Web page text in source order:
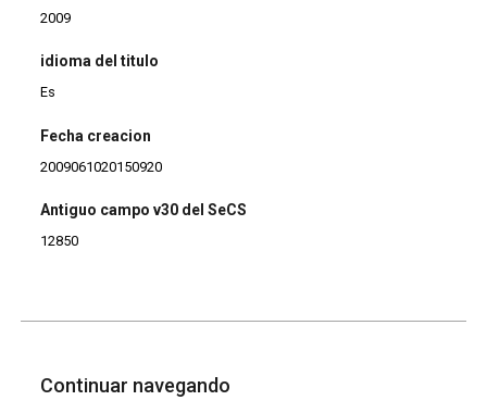
2009
idioma del titulo
Es
Fecha creacion
2009061020150920
Antiguo campo v30 del SeCS
12850
Continuar navegando